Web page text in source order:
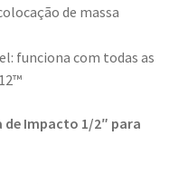
de massa
funciona com todas as
de Impacto 1/2″ para